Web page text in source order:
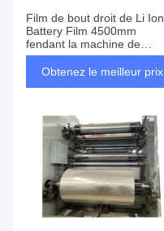
Film de bout droit de Li Ion
Battery Film 4500mm
fendant la machine de
rebobinage
Obtenez le meilleur prix